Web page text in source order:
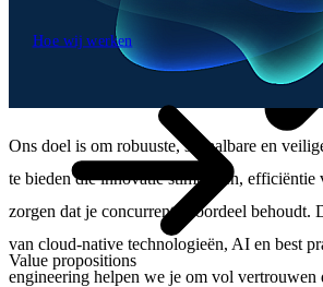
Hoe wij werken
Hoe wij werken
Value propositions
Ons doel is om robuuste, schaalbare en
te bieden die innovatie stimuleren, efficiëntie
zorgen dat je concurrentievoordeel behoudt.
van cloud-native technologieën, AI en best
engineering helpen we je om vol vertrouwen